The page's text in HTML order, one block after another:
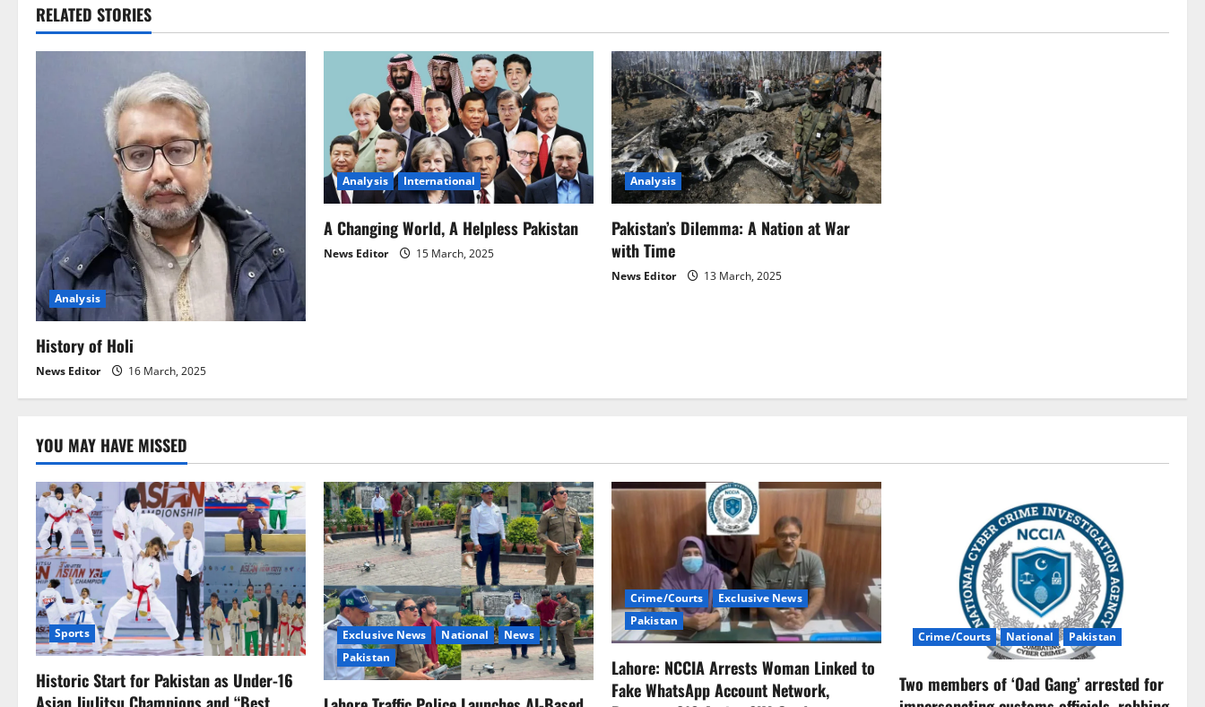
t
n
a
t
i
o
n
RELATED STORIES
Analysis
History of Holi
News Editor 16 March, 2025
Analysis International
A Changing World, A Helpless Pakistan
News Editor 15 March, 2025
Analysis
Pakistan’s Dilemma: A Nation at War
with Time
News Editor 13 March, 2025
YOU MAY HAVE MISSED
Sports
Historic Start for Pakistan as Under-16
Exclusive News National
News
Pakistan
Crime/Courts
Exclusive News
Pakistan
Lahore: NCCIA Arrests Woman Linked to
Fake WhatsApp Account Network,
Crime/Courts National Pakistan
Two members of ‘Oad Gang’ arrested for